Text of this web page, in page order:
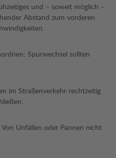
und – soweit möglich –
Abstand zum vorderen
Spurwechsel sollten
im Straßenverkehr rechtzeitig
Unfällen oder Pannen nicht